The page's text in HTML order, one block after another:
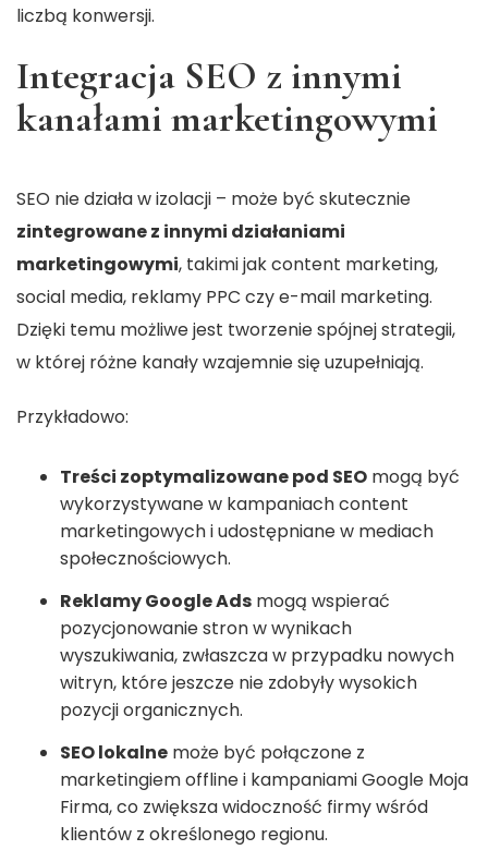
liczbą konwersji.
Integracja SEO z innymi
kanałami marketingowymi
SEO nie działa w izolacji – może być skutecznie
zintegrowane z innymi działaniami
marketingowymi, takimi jak content marketing,
social media, reklamy PPC czy e-mail marketing.
Dzięki temu możliwe jest tworzenie spójnej strategii,
w której różne kanały wzajemnie się uzupełniają.
Przykładowo:
Treści zoptymalizowane pod SEO mogą być
wykorzystywane w kampaniach content
marketingowych i udostępniane w mediach
społecznościowych.
Reklamy Google Ads mogą wspierać
pozycjonowanie stron w wynikach
wyszukiwania, zwłaszcza w przypadku nowych
witryn, które jeszcze nie zdobyły wysokich
pozycji organicznych.
SEO lokalne może być połączone z
marketingiem offline i kampaniami Google Moja
Firma, co zwiększa widoczność firmy wśród
klientów z określonego regionu.